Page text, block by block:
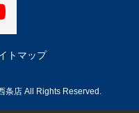
トマップ
店 All Rights Reserved.